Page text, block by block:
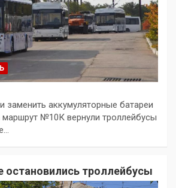
заменить аккумуляторные батареи
№10К вернули троллейбусы
остановились троллейбусы